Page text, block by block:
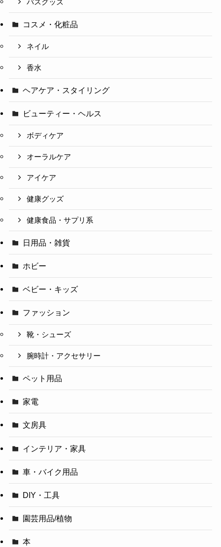
バスグッズ
コスメ・化粧品
ネイル
香水
ヘアケア・スタイリング
ビューティー・ヘルス
ボディケア
オーラルケア
アイケア
健康グッズ
健康食品・サプリ系
日用品・雑貨
ホビー
ベビー・キッズ
ファッション
靴・シューズ
腕時計・アクセサリー
ペット用品
家電
文房具
インテリア・家具
車・バイク用品
DIY・工具
園芸用品/植物
本